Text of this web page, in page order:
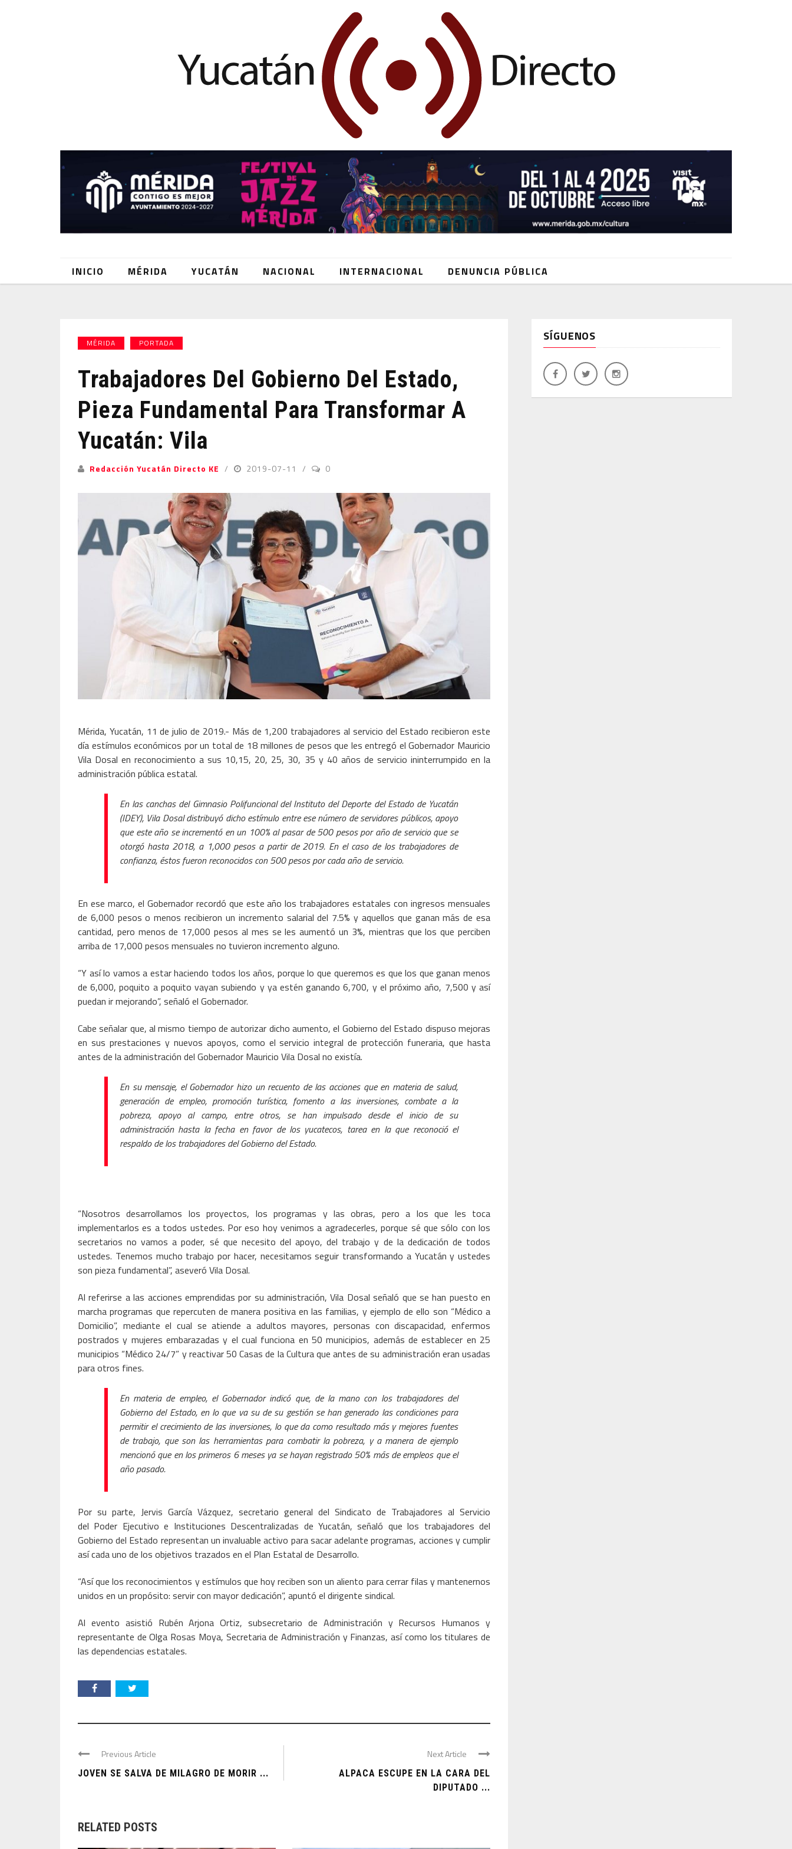
INICIO MÉRIDA YUCATÁN NACIONAL INTERNACIONAL DENUNCIA PÚBLICA
MÉRIDA PORTADA
Trabajadores Del Gobierno Del Estado,
Pieza Fundamental Para Transformar A
Yucatán: Vila
Redacción Yucatán Directo KE 2019-07-11 0
Mérida, Yucatán, 11 de julio de 2019.- Más de 1,200 trabajadores al servicio del Estado recibieron este
día estímulos económicos por un total de 18 millones de pesos que les entregó el Gobernador Mauricio
Vila Dosal en reconocimiento a sus 10,15, 20, 25, 30, 35 y 40 años de servicio ininterrumpido en la
administración pública estatal.
En las canchas del Gimnasio Polifuncional del Instituto del Deporte del Estado de Yucatán
(IDEY), Vila Dosal distribuyó dicho estímulo entre ese número de servidores públicos, apoyo
que este año se incrementó en un 100% al pasar de 500 pesos por año de servicio que se
otorgó hasta 2018, a 1,000 pesos a partir de 2019. En el caso de los trabajadores de
confianza, éstos fueron reconocidos con 500 pesos por cada año de servicio.
En ese marco, el Gobernador recordó que este año los trabajadores estatales con ingresos mensuales
de 6,000 pesos o menos recibieron un incremento salarial del 7.5% y aquellos que ganan más de esa
cantidad, pero menos de 17,000 pesos al mes se les aumentó un 3%, mientras que los que perciben
arriba de 17,000 pesos mensuales no tuvieron incremento alguno.
“Y así lo vamos a estar haciendo todos los años, porque lo que queremos es que los que ganan menos
de 6,000, poquito a poquito vayan subiendo y ya estén ganando 6,700, y el próximo año, 7,500 y así
puedan ir mejorando”, señaló el Gobernador.
Cabe señalar que, al mismo tiempo de autorizar dicho aumento, el Gobierno del Estado dispuso mejoras
en sus prestaciones y nuevos apoyos, como el servicio integral de protección funeraria, que hasta
antes de la administración del Gobernador Mauricio Vila Dosal no existía.
En su mensaje, el Gobernador hizo un recuento de las acciones que en materia de salud,
generación de empleo, promoción turística, fomento a las inversiones, combate a la
pobreza, apoyo al campo, entre otros, se han impulsado desde el inicio de su
administración hasta la fecha en favor de los yucatecos, tarea en la que reconoció el
respaldo de los trabajadores del Gobierno del Estado.
“Nosotros desarrollamos los proyectos, los programas y las obras, pero a los que les toca
implementarlos es a todos ustedes. Por eso hoy venimos a agradecerles, porque sé que sólo con los
secretarios no vamos a poder, sé que necesito del apoyo, del trabajo y de la dedicación de todos
ustedes. Tenemos mucho trabajo por hacer, necesitamos seguir transformando a Yucatán y ustedes
son pieza fundamental”, aseveró Vila Dosal.
Al referirse a las acciones emprendidas por su administración, Vila Dosal señaló que se han puesto en
marcha programas que repercuten de manera positiva en las familias, y ejemplo de ello son “Médico a
Domicilio”, mediante el cual se atiende a adultos mayores, personas con discapacidad, enfermos
postrados y mujeres embarazadas y el cual funciona en 50 municipios, además de establecer en 25
municipios “Médico 24/7” y reactivar 50 Casas de la Cultura que antes de su administración eran usadas
para otros fines.
En materia de empleo, el Gobernador indicó que, de la mano con los trabajadores del
Gobierno del Estado, en lo que va su de su gestión se han generado las condiciones para
permitir el crecimiento de las inversiones, lo que da como resultado más y mejores fuentes
de trabajo, que son las herramientas para combatir la pobreza, y a manera de ejemplo
mencionó que en los primeros 6 meses ya se hayan registrado 50% más de empleos que el
año pasado.
Por su parte, Jervis García Vázquez, secretario general del Sindicato de Trabajadores al Servicio
del Poder Ejecutivo e Instituciones Descentralizadas de Yucatán, señaló que los trabajadores del
Gobierno del Estado representan un invaluable activo para sacar adelante programas, acciones y cumplir
así cada uno de los objetivos trazados en el Plan Estatal de Desarrollo.
“Así que los reconocimientos y estímulos que hoy reciben son un aliento para cerrar filas y mantenernos
unidos en un propósito: servir con mayor dedicación”, apuntó el dirigente sindical.
Al evento asistió Rubén Arjona Ortiz, subsecretario de Administración y Recursos Humanos y
representante de Olga Rosas Moya, Secretaria de Administración y Finanzas, así como los titulares de
las dependencias estatales.
Previous Article
JOVEN SE SALVA DE MILAGRO DE MORIR ...
Next Article
ALPACA ESCUPE EN LA CARA DEL
DIPUTADO ...
RELATED POSTS
SÍGUENOS